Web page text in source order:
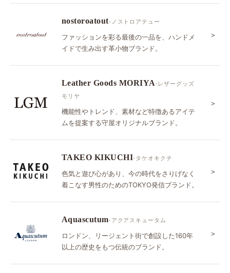
nostoroatout-ノストロアテュー
ファッションを彩る最後の一品を、ハンドメ
イドで生み出す革小物ブランド。
＞
Leather Goods MORIYA-レザーグッズ
モリヤ
機能性やトレンド、素材など特徴あるアイテ
ムを提案する守屋オリジナルブランド。
＞
TAKEO KIKUCHI-タケオキクチ
色気と遊び心があり、今の時代をさりげなく
着こなす男性のためのTOKYO発信ブランド。
＞
Aquascutum-アクアスキュータム
ロンドン、リージェント街で創設した160年
以上の歴史をもつ伝統のブランド。
＞